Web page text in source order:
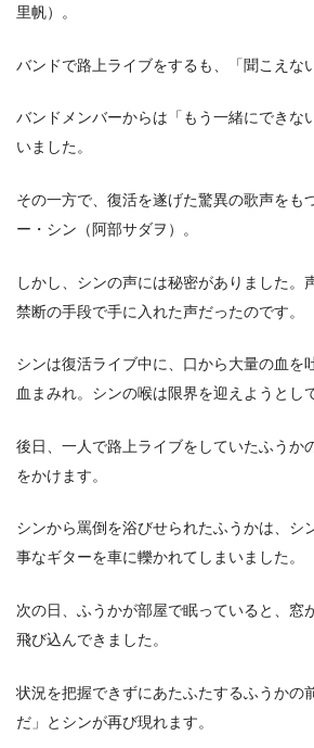
里帆）。
バンドで路上ライブをするも、「聞こえな
バンドメンバーからは「もう一緒にできな
いました。
その一方で、復活を遂げた驚異の歌声をも
ー・シン（阿部サダヲ）。
しかし、シンの声には秘密がありました。
禁断の手段で手に入れた声だったのです。
シンは復活ライブ中に、口から大量の血を
血まみれ。シンの喉は限界を迎えようとし
後日、一人で路上ライブをしていたふうか
をかけます。
シンから罵倒を浴びせられたふうかは、シ
事なギターを車に轢かれてしまいました。
次の日、ふうかが部屋で眠っていると、窓
飛び込んできました。
状況を把握できずにあたふたするふうかの
だ」とシンが再び現れます。